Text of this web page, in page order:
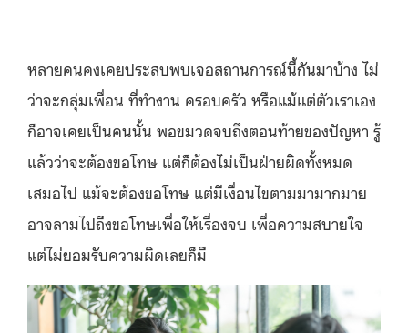
หลายคนคงเคยประสบพบเจอสถานการณ์นี้กันมาบ้าง ไม่
ว่าจะกลุ่มเพื่อน ที่ทำงาน ครอบครัว หรือแม้แต่ตัวเราเอง
ก็อาจเคยเป็นคนนั้น พอขมวดจบถึงตอนท้ายของปัญหา รู้
แล้วว่าจะต้องขอโทษ แต่ก็ต้องไม่เป็นฝ่ายผิดทั้งหมด
เสมอไป แม้จะต้องขอโทษ แต่มีเงื่อนไขตามมามากมาย
อาจลามไปถึงขอโทษเพื่อให้เรื่องจบ เพื่อความสบายใจ
แต่ไม่ยอมรับความผิดเลยก็มี